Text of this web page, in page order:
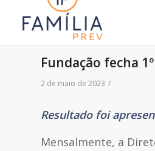
Fundação fecha
2 de maio de 2023 /
Resultado foi
Mensalmente, a